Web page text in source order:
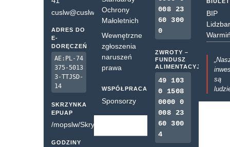
cuslw@cuslw.pl
ADRES DO
E-
DORĘCZEŃ
AE:PL-74
375-5013
3-TTJSD-
14
SKRZYNKA
EPUAP
/mopslw/SkrytkaESP
GODZINY
Ochrony
Małoletnich
Wewnętrzne
zgłoszenia
naruszeń
prawa
WSPÓŁPRACA
Sponsorzy
008 23
60 300
0
ZWROTY –
FUNDUSZ
ALIMENTACYJNY
49 103
0 1508
0000 0
008 23
60 300
4
BIP
są